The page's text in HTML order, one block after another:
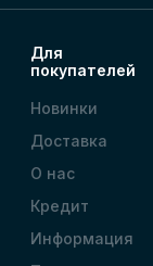
Для
покупателей
Новинки
Доставка
О нас
Кредит
Информация